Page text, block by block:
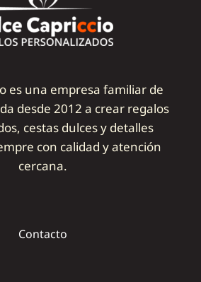
es una empresa familiar de
desde 2012 a crear regalos
cestas dulces y detalles
con calidad y atención
cercana.
Contacto